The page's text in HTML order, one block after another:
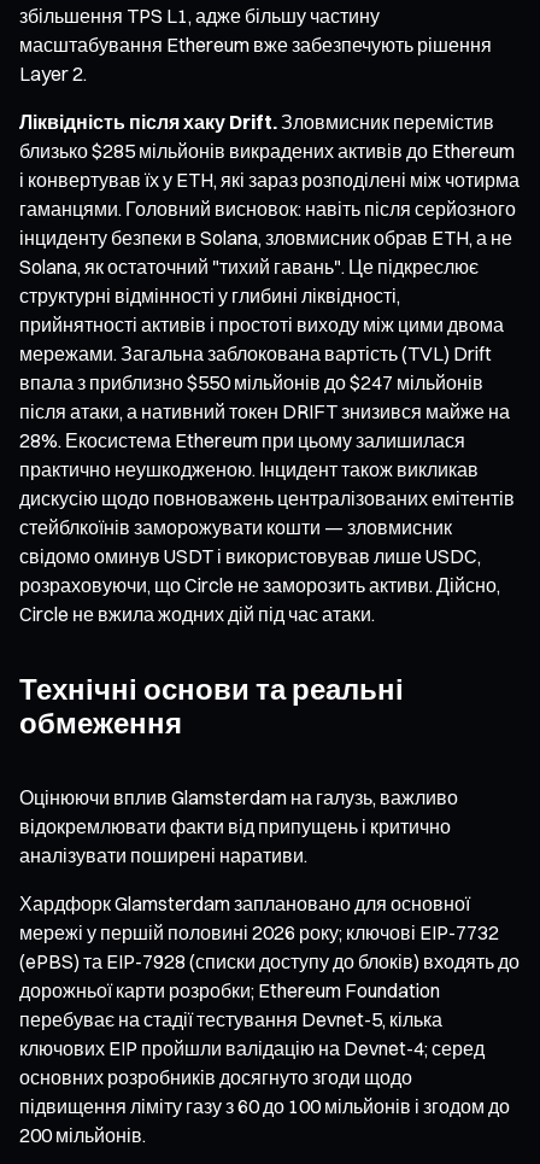
збільшення TPS L1, адже більшу частину
масштабування Ethereum вже забезпечують рішення
Layer 2.
Ліквідність після хаку Drift.Зловмисник перемістив
близько $285 мільйонів викрадених активів до Ethereum
і конвертував їх у ETH, які зараз розподілені між чотирма
гаманцями. Головний висновок: навіть після серйозного
інциденту безпеки в Solana, зловмисник обрав ETH, а не
Solana, як остаточний "тихий гавань". Це підкреслює
структурні відмінності у глибині ліквідності,
прийнятності активів і простоті виходу між цими двома
мережами. Загальна заблокована вартість (TVL) Drift
впала з приблизно $550 мільйонів до $247 мільйонів
після атаки, а нативний токен DRIFT знизився майже на
28%. Екосистема Ethereum при цьому залишилася
практично неушкодженою. Інцидент також викликав
дискусію щодо повноважень централізованих емітентів
стейблкоїнів заморожувати кошти — зловмисник
свідомо оминув USDT і використовував лише USDC,
розраховуючи, що Circle не заморозить активи. Дійсно,
Circle не вжила жодних дій під час атаки.
Технічні основи та реальні
обмеження
Оцінюючи вплив Glamsterdam на галузь, важливо
відокремлювати факти від припущень і критично
аналізувати поширені наративи.
Хардфорк Glamsterdam заплановано для основної
мережі у першій половині 2026 року; ключові EIP-7732
(ePBS) та EIP-7928 (списки доступу до блоків) входять до
дорожньої карти розробки; Ethereum Foundation
перебуває на стадії тестування Devnet-5, кілька
ключових EIP пройшли валідацію на Devnet-4; серед
основних розробників досягнуто згоди щодо
підвищення ліміту газу з 60 до 100 мільйонів і згодом до
200 мільйонів.